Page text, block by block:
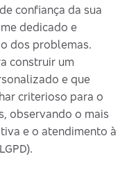
confiança da sua
dedicado e
dos problemas.
construir um
e que
criterioso para o
observando o mais
e o atendimento à